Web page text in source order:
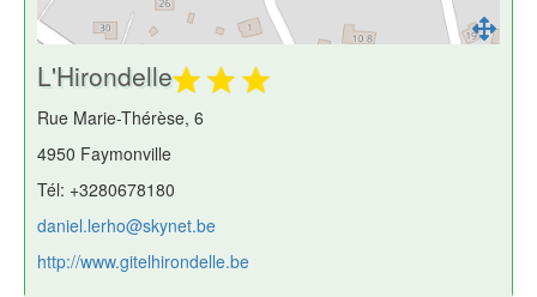
L'Hirondelle
Rue Marie-Thérèse, 6
4950 Faymonville
Tél: +3280678180
daniel.lerho@skynet.be
http://www.gitelhirondelle.be